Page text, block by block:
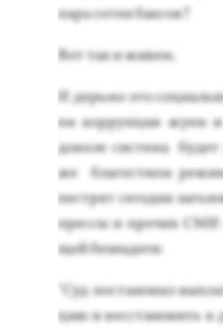
па­ра со­тен бак­сов?
Вот так и жи­вем.
И дерь­мо это
ем кор­рупция жу­ем
до­коле сис­те­ма
же бла­гос­тном
пес­трят се­год­ня
прес­сы и про­чих
щей без­на­деги:
"Суд пос­та­новил
цию и вос­ста­новить